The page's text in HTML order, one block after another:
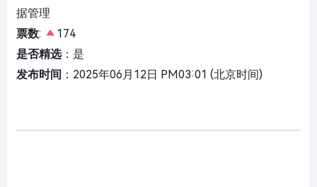
据管理
票数:
174
是否精选：是
发布时间 ：2025年06月12日 PM03:01 (北京时间)